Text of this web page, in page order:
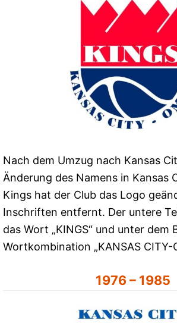
Nach dem Umzug nach Kansas
Änderung des Namens in Kansas
Kings hat der Club das Logo
Inschriften entfernt. Der untere
das Wort „KINGS“ und unter dem
Wortkombination „KANSAS CITY-
1976 – 1985